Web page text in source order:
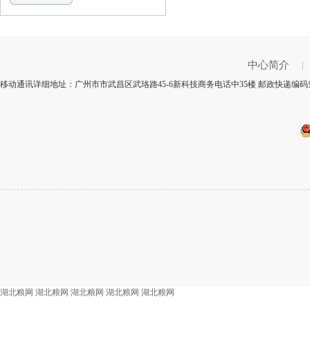
中心简介
移动通讯详细地址：广州市市武昌区武珞路45-6新科技商务电话中35楼 邮政快递编
湖北粮网 湖北粮网 湖北粮网 湖北粮网 湖北粮网